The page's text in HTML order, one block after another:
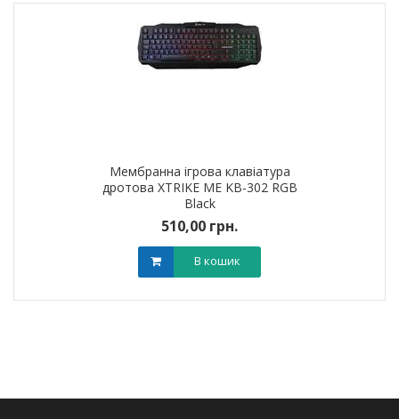
Мембранна ігрова клавіатура
дротова XTRIKE ME KB-302 RGB
Black
510,00 грн.
В кошик